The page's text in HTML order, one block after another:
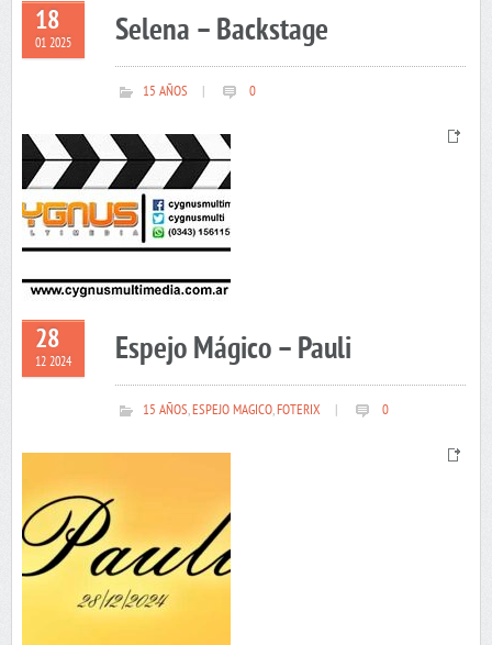
18
01 2025 Selena – Backstage
15 AÑOS 0
28
12 2024 Espejo Mágico – Pauli
15 AÑOS,ESPEJO MAGICO,FOTERIX 0